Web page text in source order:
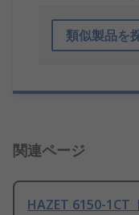
類似製品を
関連ページ
HAZET 6150-1CT